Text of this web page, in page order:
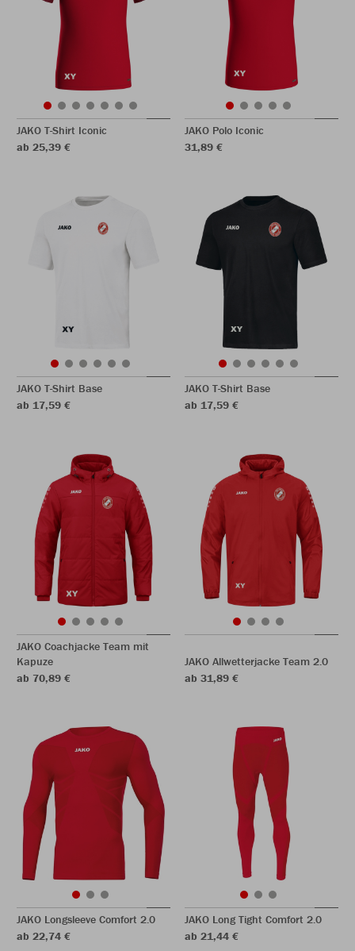
JAKO T-Shirt Iconic
ab 25,39 €
JAKO Polo Iconic
31,89 €
JAKO T-Shirt Base
ab 17,59 €
JAKO T-Shirt Base
ab 17,59 €
JAKO Coachjacke Team mit
Kapuze
ab 70,89 €
JAKO Allwetterjacke Team 2.0
ab 31,89 €
JAKO Longsleeve Comfort 2.0
ab 22,74 €
JAKO Long Tight Comfort 2.0
ab 21,44 €